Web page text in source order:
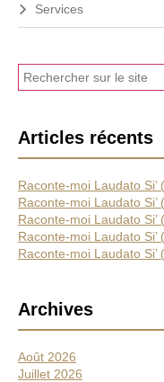
Services
J
e
c
h
r
c
h
e
Articles récents
Raconte-moi Laudato Si’
Raconte-moi Laudato Si’
Raconte-moi Laudato Si’
Raconte-moi Laudato Si’
Raconte-moi Laudato Si’
Archives
Août 2026
Juillet 2026